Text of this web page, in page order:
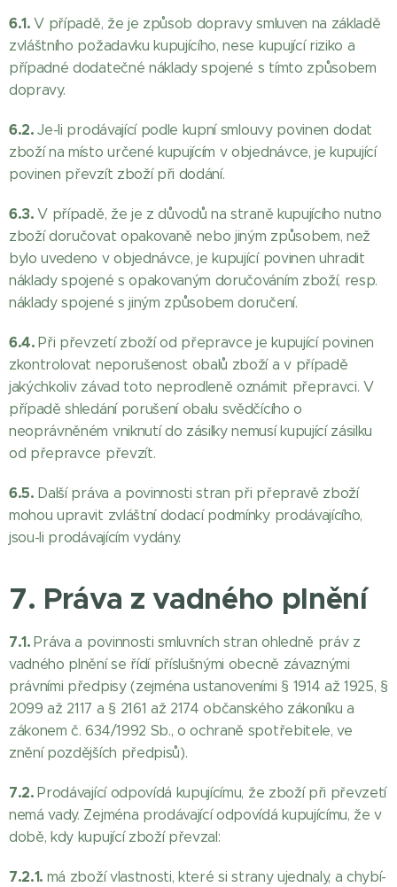
6.1.V případě, že je způsob dopravy smluven na základě
zvláštního požadavku kupujícího, nese kupující riziko a
případné dodatečné náklady spojené s tímto způsobem
dopravy.
6.2.Je-li prodávající podle kupní smlouvy povinen dodat
zboží na místo určené kupujícím v objednávce, je kupující
povinen převzít zboží při dodání.
6.3.V případě, že je z důvodů na straně kupujícího nutno
zboží doručovat opakovaně nebo jiným způsobem, než
bylo uvedeno v objednávce, je kupující povinen uhradit
náklady spojené s opakovaným doručováním zboží, resp.
náklady spojené s jiným způsobem doručení.
6.4.Při převzetí zboží od přepravce je kupující povinen
zkontrolovat neporušenost obalů zboží a v případě
jakýchkoliv závad toto neprodleně oznámit přepravci. V
případě shledání porušení obalu svědčícího o
neoprávněném vniknutí do zásilky nemusí kupující zásilku
od přepravce převzít.
6.5. Další práva a povinnosti stran při přepravě zboží
mohou upravit zvláštní dodací podmínky prodávajícího,
jsou-li prodávajícím vydány.
7. Práva z vadného plnění
7.1.Práva a povinnosti smluvních stran ohledně práv z
vadného plnění se řídí příslušnými obecně závaznými
právními předpisy (zejména ustanoveními § 1914 až 1925, §
2099 až 2117 a § 2161 až 2174 občanského zákoníku a
zákonem č. 634/1992 Sb., o ochraně spotřebitele, ve
znění pozdějších předpisů).
7.2.Prodávající odpovídá kupujícímu, že zboží při převzetí
nemá vady. Zejména prodávající odpovídá kupujícímu, že v
době, kdy kupující zboží převzal:
7.2.1. má zboží vlastnosti, které si strany ujednaly, a chybí-